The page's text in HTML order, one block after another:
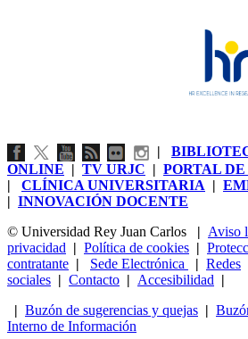
|
ONLINE | TV URJC | PORTAL
| CLÍNICA UNIVERSITARIA |
| INNOVACIÓN DOCENTE
© Universidad Rey Juan Carlos
| Aviso
privacidad | Política de cookies |
contratante | Sede Electrónica | Redes
sociales | Contacto | Accesibilidad |
| Buzón de sugerencias y quejas |
Interno de Información